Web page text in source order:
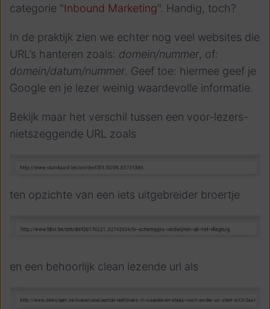
categorie "Inbound Marketing". Handig, toch?
In de praktijk zien we echter nog veel websites die
URL’s hanteren zoals: domein/nummer, of:
domein/datum/nummer. Geef toe: hiermee geef je
Google en je lezer weinig waardevolle informatie.
Bekijk maar het verschil tussen een voor-lezers-
nietszeggende URL zoals
ten opzichte van een iets uitgebreider broertje
en een behoorlijk clean lezende url als